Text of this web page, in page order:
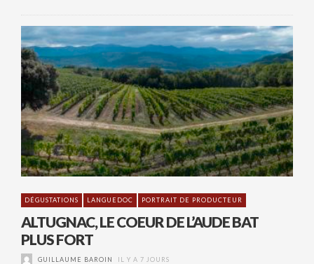
DÉGUSTATIONS LANGUEDOC PORTRAIT DE PRODUCTEUR
ALTUGNAC, LE COEUR DE L’AUDE BAT
PLUS FORT
GUILLAUME BAROIN IL Y A 7 JOURS